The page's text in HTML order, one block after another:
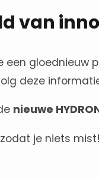
van
een gloednieuw
deze
nieuwe
je niets mist!